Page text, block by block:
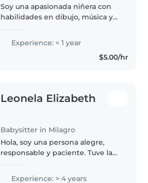
Soy una apasionada niñera con
habilidades en dibujo, música y
cuidar con cariño a bebés en su
hogar, ayudando incluso con
Experience: < 1 year
$5.00/hr
Leonela Elizabeth
Babysitter in Milagro
Hola, soy una persona alegre,
responsable y paciente. Tuve la
desde que tenía 3 años y
Experience: > 4 years